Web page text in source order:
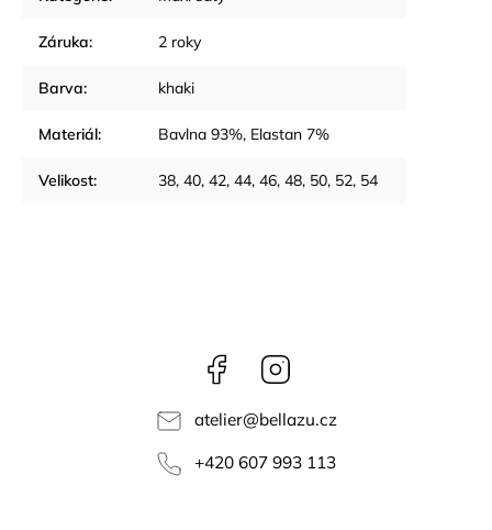
Záruka: 2 roky
Barva: khaki
Materiál: Bavlna 93%, Elastan 7%
Velikost: 38, 40, 42, 44, 46, 48, 50, 52, 54
Facebook
atelier@bellazu.cz
+420 607 993 113